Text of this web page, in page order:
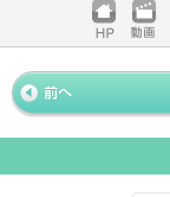
ホームペ
ージ
動画
« 前ペー
ジ